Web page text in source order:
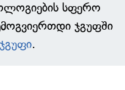
სფერო
ჯგუფში
.